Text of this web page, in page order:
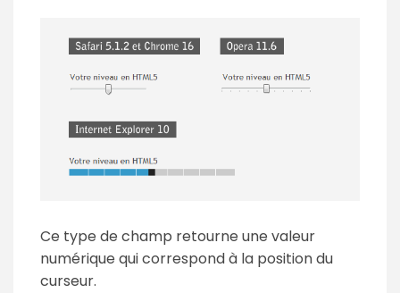
Ce type de champ retourne une valeur
numérique qui correspond à la position du
curseur.